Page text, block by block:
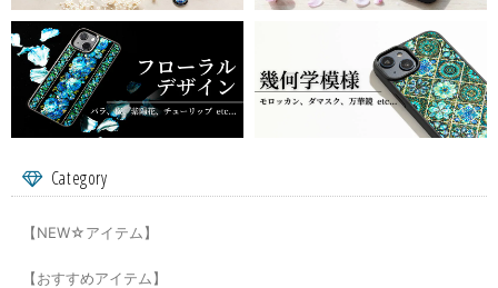
Category
【NEW☆アイテム】
【おすすめアイテム】